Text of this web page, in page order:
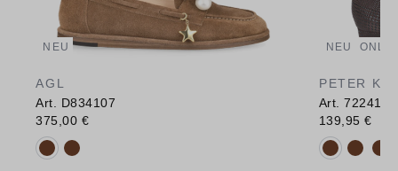
NEU
AGL
Art. D834107
375,00 €
Verfügbare Farbvarianten:
NEU
PETER
Art. 72241
139,95 €
Verfügbare